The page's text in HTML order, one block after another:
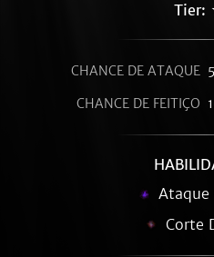
Tier:
CHANCE DE ATAQUE
CHANCE DE FEITIÇO
Ataque
Corte